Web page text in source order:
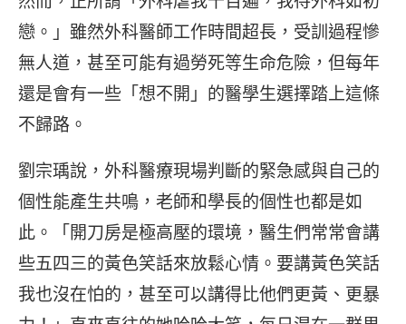
戀。」雖然外科醫師工作時間超長，受訓過程慘
無人道，甚至可能有過勞死等生命危險，但每年
還是會有一些「想不開」的醫學生選擇踏上這條
不歸路。
劉宗瑀說，外科醫療現場判斷的緊急感與自己的
個性能產生共鳴，老師和學長的個性也都是如
此。「開刀房是極高壓的環境，醫生們常常會講
些五四三的黃色笑話來放鬆心情。要講黃色笑話
我也沒在怕的，甚至可以講得比他們更黃、更暴